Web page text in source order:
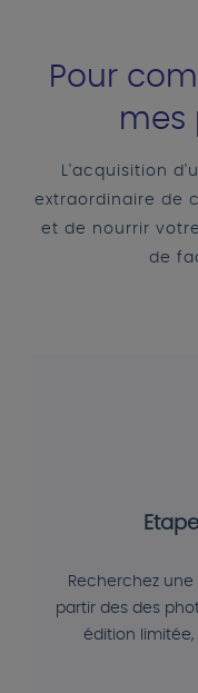
Pour
mes
L'acquisition
extraordinaire de
et de nourrir
de
Recherchez
partir des des
édition limitée,